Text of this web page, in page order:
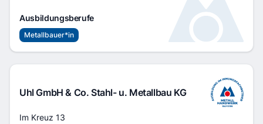
Ausbildungsberufe
Metallbauer*in
Uhl GmbH & Co. Stahl- u. Metallbau KG
Adresse
Im Kreuz 13